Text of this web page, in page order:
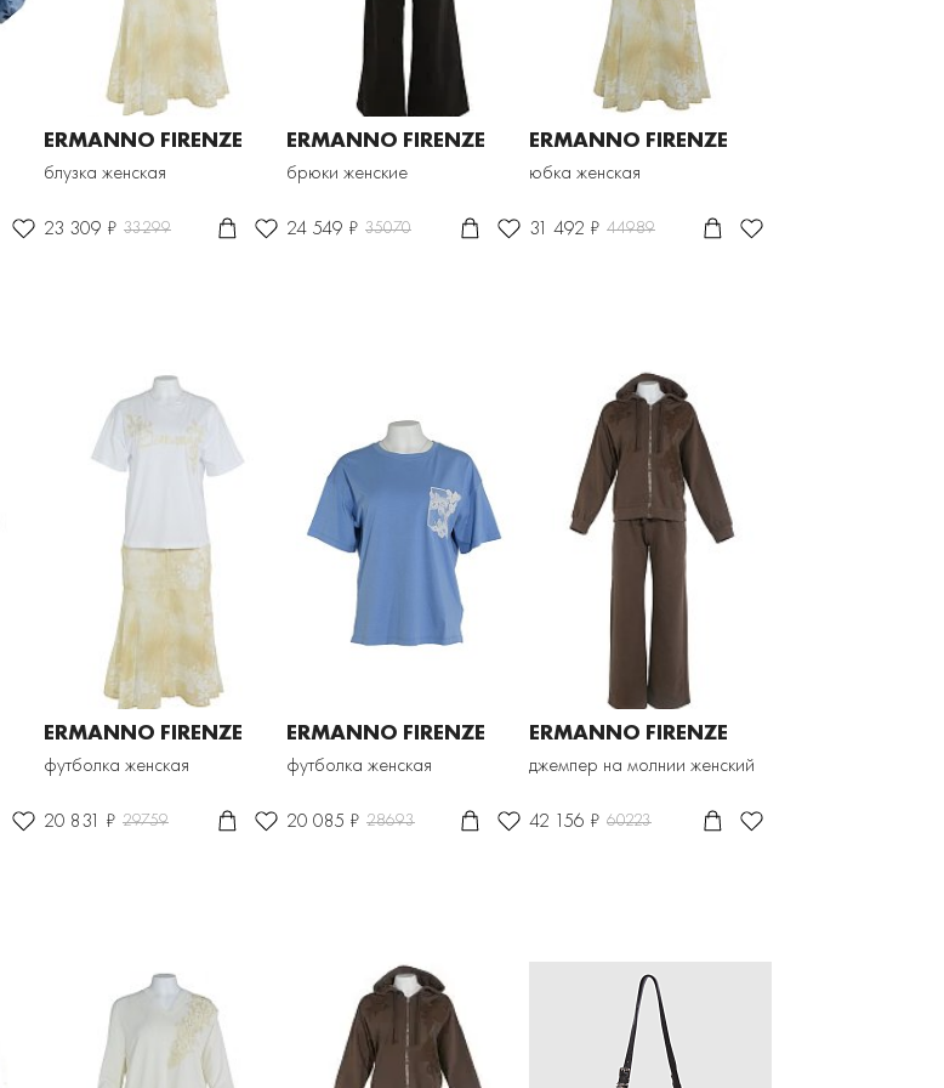
ERMANNO FIRENZE
блузка женская
23 309 ₽ 33299
ERMANNO FIRENZE
брюки женские
24 549 ₽ 35070
ERMANNO FIRENZE
юбка женская
31 492 ₽ 44989
ERMANNO FIRENZE
футболка женская
20 831 ₽ 29759
ERMANNO FIRENZE
футболка женская
20 085 ₽ 28693
ERMANNO FIRENZE
джемпер на молнии женский
42 156 ₽ 60223